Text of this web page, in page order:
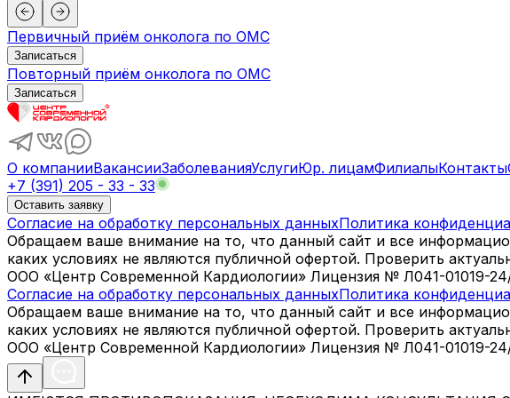
Первичный приём онколога по ОМС
Записаться
Повторный приём онколога по ОМС
Записаться
О компанииВакансииЗаболеванияУслугиЮр. лицамФилиалыКонтакты
+7 (391) 205 - 33 - 33
Оставить заявку
Согласие на обработку персональных данныхПолитика
Обращаем ваше внимание на то, что данный сайт и все
каких условиях не являются публичной офертой. Проверить
ООО «Центр Современной Кардиологии» Лицензия № Л041-01019-24/
Согласие на обработку персональных данныхПолитика
Обращаем ваше внимание на то, что данный сайт и все
каких условиях не являются публичной офертой. Проверить
ООО «Центр Современной Кардиологии» Лицензия № Л041-01019-24/